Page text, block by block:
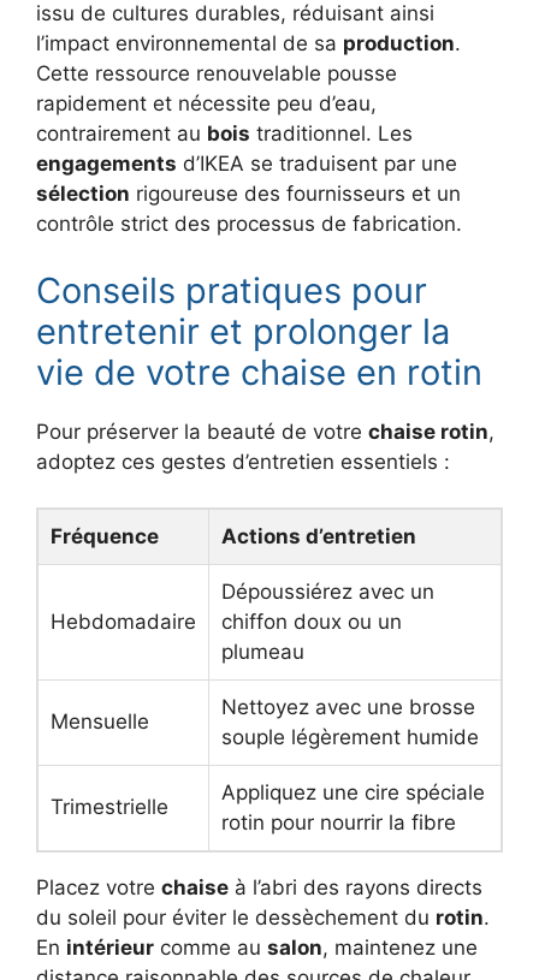
issu de cultures durables, réduisant ainsi
l’impact environnemental de sa production.
Cette ressource renouvelable pousse
rapidement et nécessite peu d’eau,
contrairement au bois traditionnel. Les
engagements d’IKEA se traduisent par une
sélection rigoureuse des fournisseurs et un
contrôle strict des processus de fabrication.
Conseils pratiques pour
entretenir et prolonger la
vie de votre chaise en rotin
Pour préserver la beauté de votre chaise rotin,
adoptez ces gestes d’entretien essentiels :
Fréquence Actions d’entretien
Hebdomadaire
Dépoussiérez avec un
chiffon doux ou un
plumeau
Mensuelle
Nettoyez avec une brosse
souple légèrement humide
Trimestrielle
Appliquez une cire spéciale
rotin pour nourrir la fibre
Placez votre chaise à l’abri des rayons directs
du soleil pour éviter le dessèchement du rotin.
En intérieur comme au salon, maintenez une